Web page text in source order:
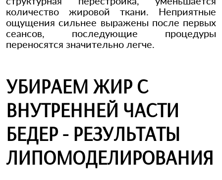
количество жировой ткани. Неприятные
ощущения сильнее выражены после первых
сеансов, последующие процедуры
переносятся значительно легче.
УБИРАЕМ ЖИР С
ВНУТРЕННЕЙ ЧАСТИ
БЕДЕР - РЕЗУЛЬТАТЫ
ЛИПОМОДЕЛИРОВАНИЯ